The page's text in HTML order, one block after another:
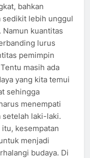
bahkan
sedikit lebih unggul
kuantitas
lurus
pemimpin
masih ada
yang kita temui
sehingga
menempati
setelah laki-laki.
itu, kesempatan
menjadi
budaya. Di